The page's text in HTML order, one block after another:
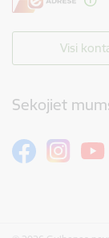
Visi
Sekojiet